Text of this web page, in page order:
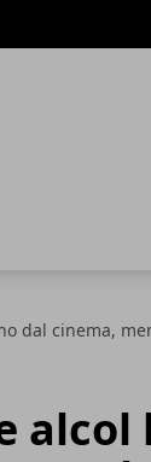
dal cinema,
alcol